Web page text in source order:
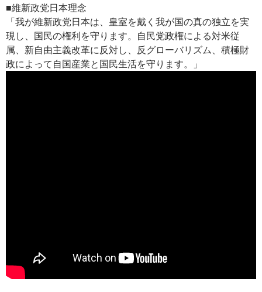
■維新政党日本理念
「我が維新政党日本は、皇室を戴く我が国の真の独立を実
現し、国民の権利を守ります。自民党政権による対米従
属、新自由主義改革に反対し、反グローバリズム、積極財
政によって自国産業と国民生活を守ります。」